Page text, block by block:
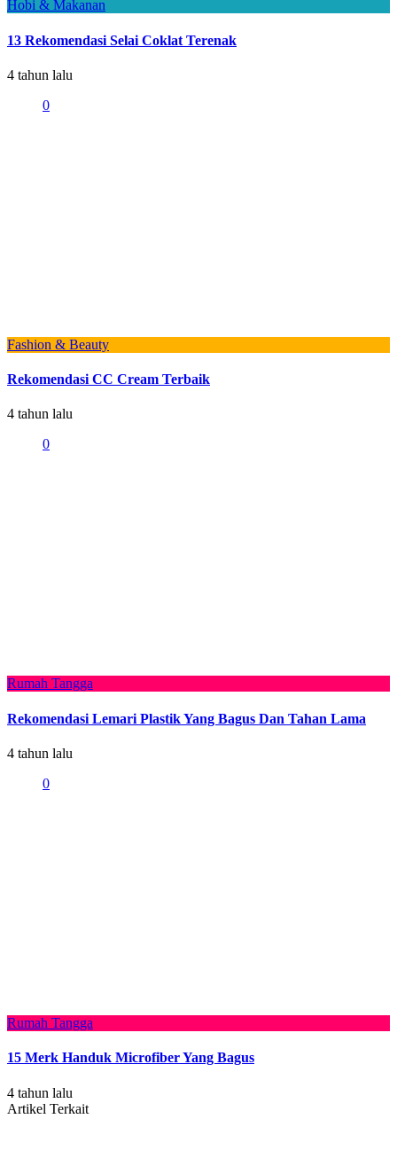
Hobi & Makanan
13 Rekomendasi Selai Coklat Terenak
4 tahun lalu
0
Fashion & Beauty
Rekomendasi CC Cream Terbaik
4 tahun lalu
0
Rumah Tangga
Rekomendasi Lemari Plastik Yang Bagus Dan Tahan Lama
4 tahun lalu
0
Rumah Tangga
15 Merk Handuk Microfiber Yang Bagus
4 tahun lalu
Artikel Terkait